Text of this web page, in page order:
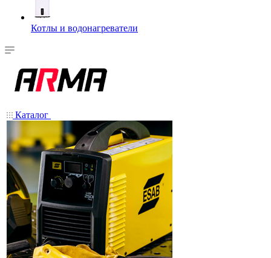
Котлы и водонагреватели
Каталог